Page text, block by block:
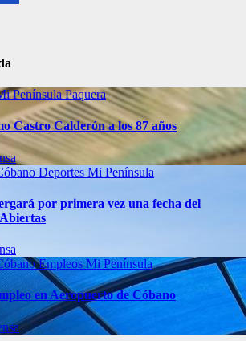
PenínsulaPaquera
Castro Calderón a los 87 años
Deportes Mi Península
por primera vez una fecha del
Empleos Mi Península
en Aeropuerto de Cóbano